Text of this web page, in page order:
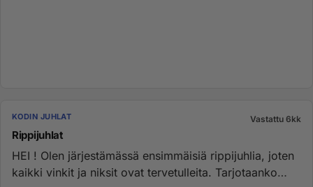
KODIN JUHLAT Vastattu 6kk
Rippijuhlat
HEI ! Olen järjestämässä ensimmäisiä rippijuhlia, joten
kaikki vinkit ja niksit ovat tervetulleita. Tarjotaanko